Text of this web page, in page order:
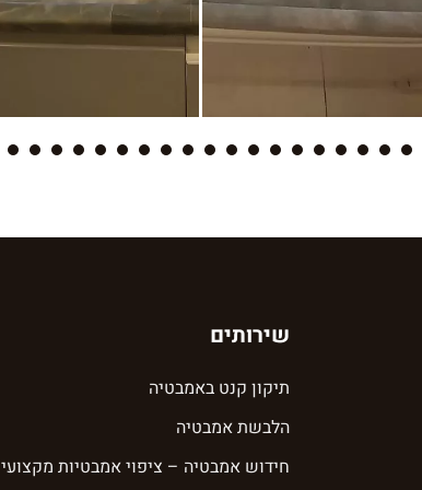
34
35
36
37
38
39
40
41
42
43
44
45
46
47
48
49
50
51
52
שירותים
תיקון קנט באמבטיה
הלבשת אמבטיה
חידוש אמבטיה – ציפוי אמבטיות מקצועי